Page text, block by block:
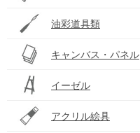
油彩道具類
キャンバス・パネル
イーゼル
アクリル絵具